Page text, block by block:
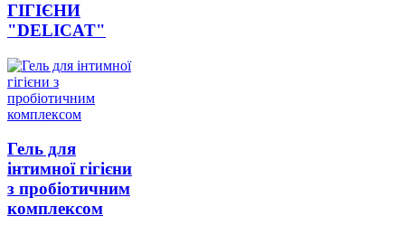
ГІГІЄНИ
"DELICAT"
Гель для
інтимної гігієни
з пробіотичним
комплексом